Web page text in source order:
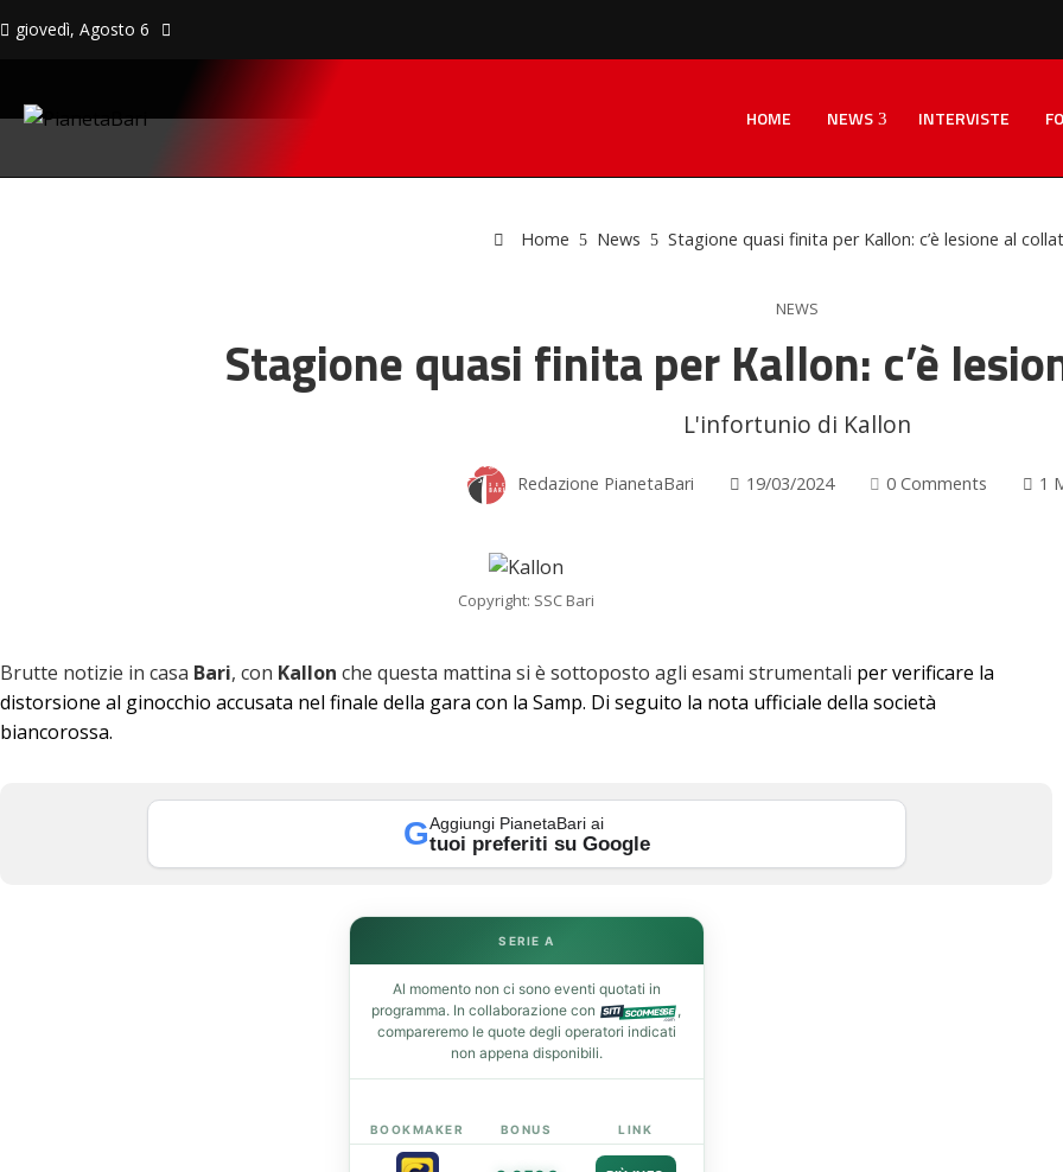
giovedì, Agosto 6
HOME NEWS INTERVISTE
Home News Stagione quasi finita per Kallon: c’è lesione al
NEWS
Stagione quasi finita per Kallon: c’è
L'infortunio di Kallon
Redazione PianetaBari 19/03/2024 0 Comments 1
Copyright: SSC Bari
Brutte notizie in casa Bari, con Kallon che questa mattina si è sottoposto agli esami strumentali per verificare la
distorsione al ginocchio accusata nel finale della gara con la Samp. Di seguito la nota ufficiale della società
biancorossa.
GAggiungi PianetaBari ai
tuoi preferiti su Google
SERIE A
Al momento non ci sono eventi quotati in
programma. In collaborazione con
,
compareremo le quote degli operatori indicati
non appena disponibili.
BOOKMAKER BONUS LINK